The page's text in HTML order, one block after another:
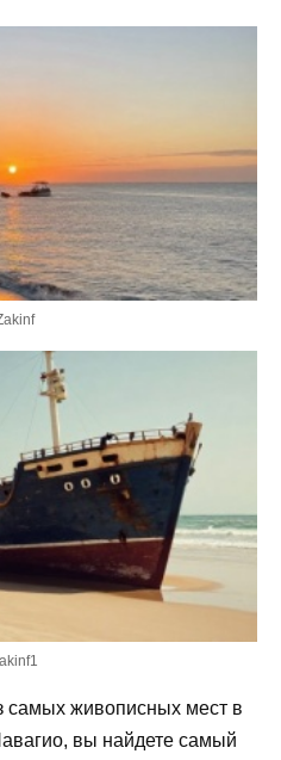
живописных мест в
вы найдете самый